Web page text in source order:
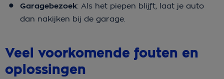
Garagebezoek: Als het piepen blijft, laat je auto
dan nakijken bij de garage.
Veel voorkomende fouten en
oplossingen